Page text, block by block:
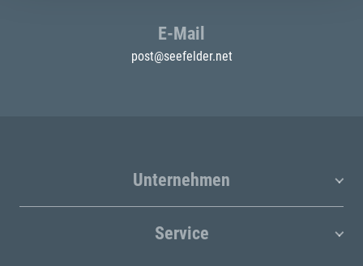
E-Mail
post@seefelder.net
Unternehmen
Service